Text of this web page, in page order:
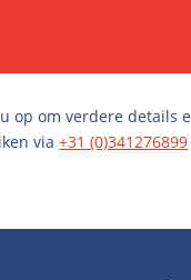
op om verdere
via+31 (0)341276899